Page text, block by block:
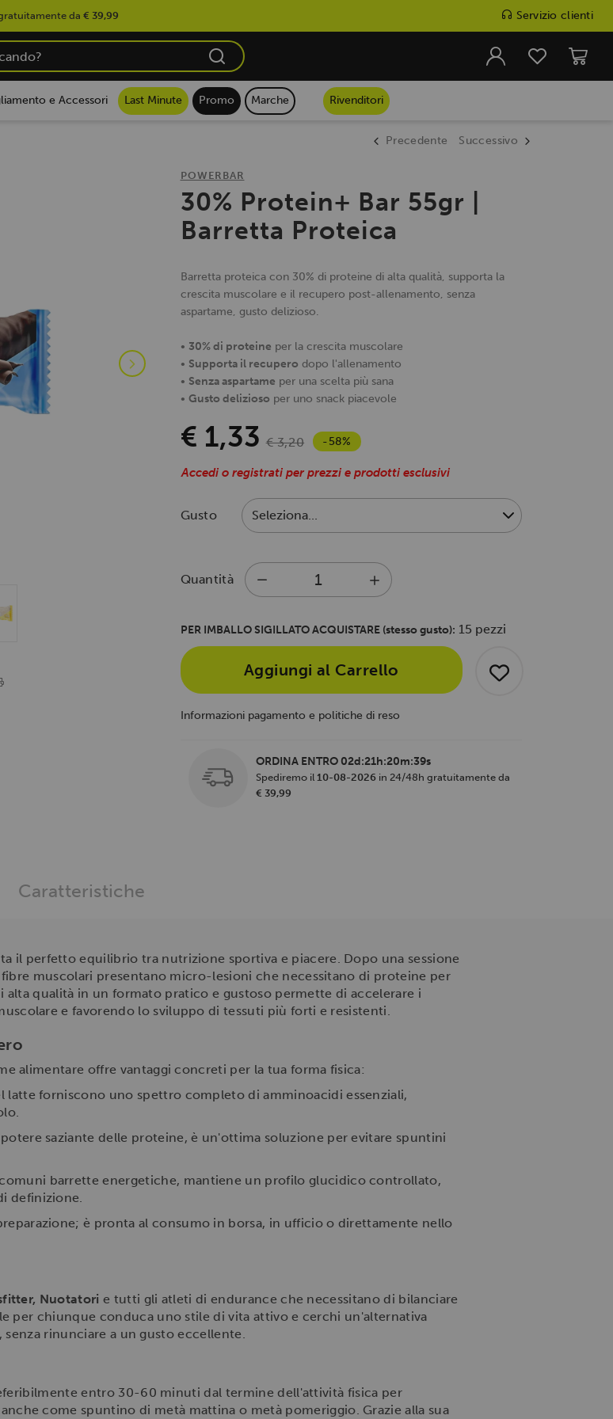
da € 39,99 Servizio clienti
e Accessori Last Minute Promo Marche Rivenditori
Precedente Successivo
POWERBAR
30% Protein+ Bar 55gr |
Barretta Proteica
Barretta proteica con 30% di proteine di alta qualità, supporta la
crescita muscolare e il recupero post-allenamento, senza
aspartame, gusto delizioso.
• 30% di proteine per la crescita muscolare
• Supporta il recupero dopo l'allenamento
• Senza aspartame per una scelta più sana
• Gusto delizioso per uno snack piacevole
€ 1,33 € 3,20 -58%
Accedi o registrati per prezzi e prodotti esclusivi
Gusto
Quantità
PER IMBALLO SIGILLATO ACQUISTARE (stesso gusto): 15 pezzi
Aggiungi al Carrello
Informazioni pagamento e politiche di reso
ORDINA ENTRO 02d:21h:20m:38s
Spediremo il 10-08-2026 in 24/48h gratuitamente da
€ 39,99
Caratteristiche
il perfetto equilibrio tra nutrizione sportiva e piacere. Dopo una sessione
muscolari presentano micro-lesioni che necessitano di proteine per
alta qualità in un formato pratico e gustoso permette di accelerare i
e favorendo lo sviluppo di tessuti più forti e resistenti.
alimentare offre vantaggi concreti per la tua forma fisica:
latte forniscono uno spettro completo di amminoacidi essenziali,
saziante delle proteine, è un'ottima soluzione per evitare spuntini
barrette energetiche, mantiene un profilo glucidico controllato,
definizione.
è pronta al consumo in borsa, in ufficio o direttamente nello
Nuotatori e tutti gli atleti di endurance che necessitano di bilanciare
per chiunque conduca uno stile di vita attivo e cerchi un'alternativa
rinunciare a un gusto eccellente.
entro 30-60 minuti dal termine dell'attività fisica per
come spuntino di metà mattina o metà pomeriggio. Grazie alla sua